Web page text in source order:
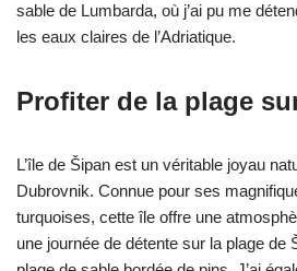
sable de Lumbarda, où j’ai pu me
les eaux claires de l’Adriatique.
Profiter de la plage
L’île de Šipan est un véritable joyau
Dubrovnik. Connue pour ses
turquoises, cette île offre une
une journée de détente sur la plage de